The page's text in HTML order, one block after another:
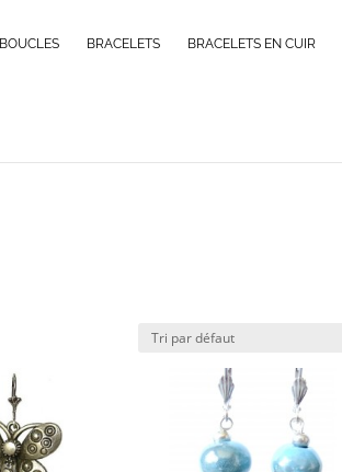
BOUCLES BRACELETS BRACELETS EN CUIR